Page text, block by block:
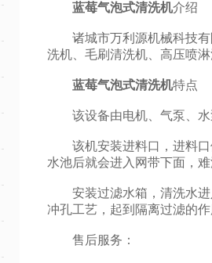
蓝莓气泡式清洗机介绍
诸城市万利源机械科技有
洗机、毛刷清洗机、高压喷淋
蓝莓气泡式清洗机特点
该设备由电机、气泵、水
该机安装进料口，进料口
水池后就会进入网带下面，
安装过滤水箱，清洗水进
冲孔工艺，起到隔离过滤的作
售后服务：